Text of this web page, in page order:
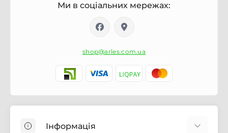
Ми в соціальних мережах:
shop@arles.com.ua
Інформація